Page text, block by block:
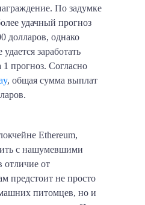
По задумке
удачный прогноз
долларов, однако
заработать
1 прогноз. Согласно
, общая сумма выплат
.
Ethereum,
с нашумевшими
отличие от
предстоит не просто
питомцев, но и